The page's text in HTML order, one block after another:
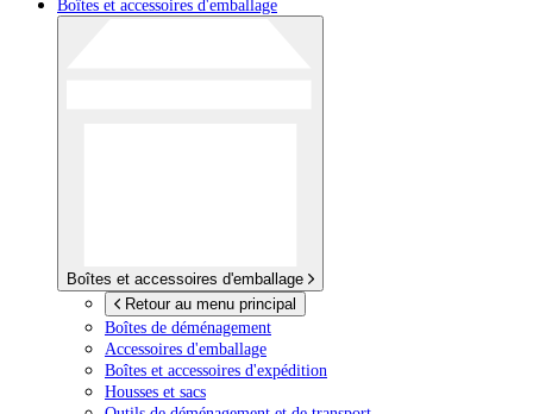
Boîtes et accessoires d'emballage
Boîtes et accessoires d'emballage
Retour au menu principal
Boîtes de déménagement
Accessoires d'emballage
Boîtes et accessoires d'expédition
Housses et sacs